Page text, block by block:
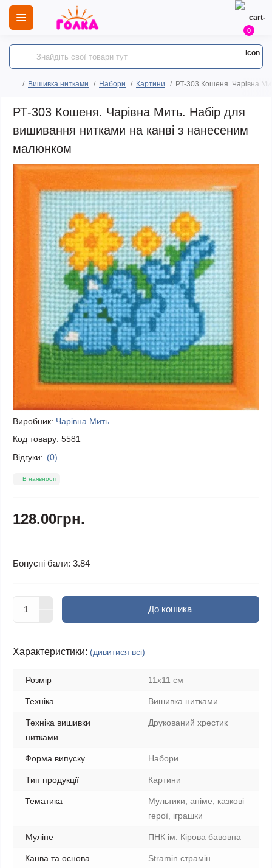
0
Вишивка нитками Набори Картини РТ-303 Кошеня. Чарівна
РТ-303 Кошеня. Чарівна Мить. Набір для
вишивання нитками на канві з нанесеним
малюнком
Виробник: Чарівна Мить
Код товару: 5581
Відгуки: (0)
В наявності
128.00грн.
Бонусні бали: 3.84
До кошика
Характеристики: (дивитися всі)
Розмір 11x11 см
Техніка Вишивка нитками
Техніка вишивки
нитками
Друкований хрестик
Форма випуску Набори
Тип продукції Картини
Тематика
Мультики, аніме, казкові
герої, іграшки
Муліне ПНК ім. Кірова бавовна
Канва та основа Stramin страмін